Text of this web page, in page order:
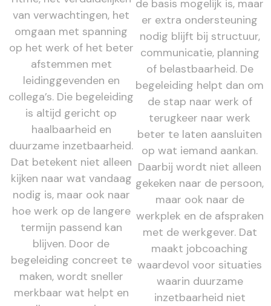
van verwachtingen, het
omgaan met spanning
op het werk of het beter
afstemmen met
leidinggevenden en
collega’s. Die begeleiding
is altijd gericht op
haalbaarheid en
duurzame inzetbaarheid.
Dat betekent niet alleen
kijken naar wat vandaag
nodig is, maar ook naar
hoe werk op de langere
termijn passend kan
blijven. Door de
begeleiding concreet te
maken, wordt sneller
merkbaar wat helpt en
de basis mogelijk is, maar
er extra ondersteuning
nodig blijft bij structuur,
communicatie, planning
of belastbaarheid. De
begeleiding helpt dan om
de stap naar werk of
terugkeer naar werk
beter te laten aansluiten
op wat iemand aankan.
Daarbij wordt niet alleen
gekeken naar de persoon,
maar ook naar de
werkplek en de afspraken
met de werkgever. Dat
maakt jobcoaching
waardevol voor situaties
waarin duurzame
inzetbaarheid niet